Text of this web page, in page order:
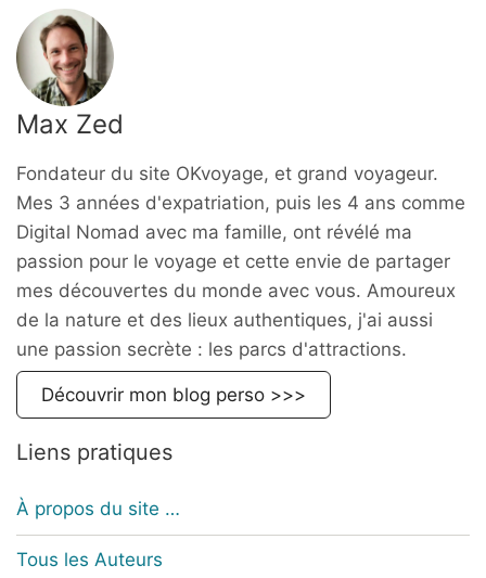
Max Zed
Fondateur du site OKvoyage, et grand voyageur.
Mes 3 années d'expatriation, puis les 4 ans comme
Digital Nomad avec ma famille, ont révélé ma
passion pour le voyage et cette envie de partager
mes découvertes du monde avec vous. Amoureux
de la nature et des lieux authentiques, j'ai aussi
une passion secrète : les parcs d'attractions.
Découvrir mon blog perso >>>
Liens pratiques
À propos du site …
Tous les Auteurs